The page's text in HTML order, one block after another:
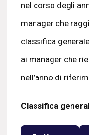
nel corso degli
manager che
classifica
ai manager che
nell’anno di
Classifica